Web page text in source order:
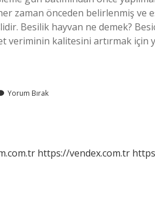
zaman önceden belirlenmiş
Besilik hayvan ne demek?
veriminin kalitesini artırmak için
Yorum Bırak
https://vendex.com.tr